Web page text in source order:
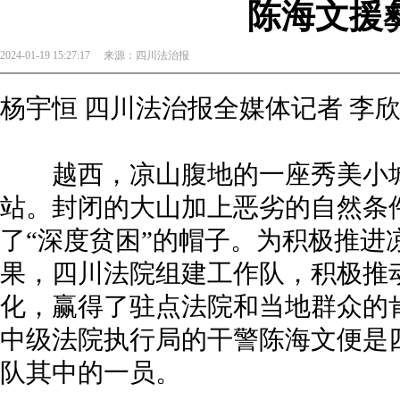
陈海文援
2024-01-19 15:27:17 来源： 四川法治报
杨宇恒 四川法治报全媒体记者 李
越西，凉山腹地的一座秀美小
站。封闭的大山加上恶劣的自然
了“深度贫困”的帽子。为积极推
果，四川法院组建工作队，积极
化，赢得了驻点法院和当地群众
中级法院执行局的干警陈海文便
队其中的一员。